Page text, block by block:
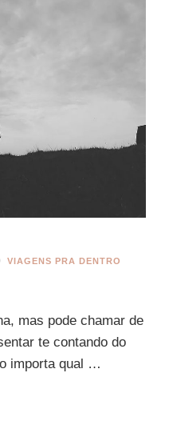
VIAGENS PRA DENTRO
mas pode chamar de
te contando do
importa qual …